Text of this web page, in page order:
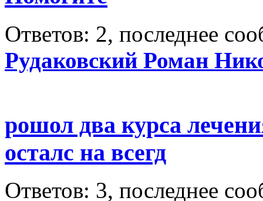
Ответов: 2, последнее
Рудаковский Роман
рошол два курса
осталс на всегд
Ответов: 3, последнее